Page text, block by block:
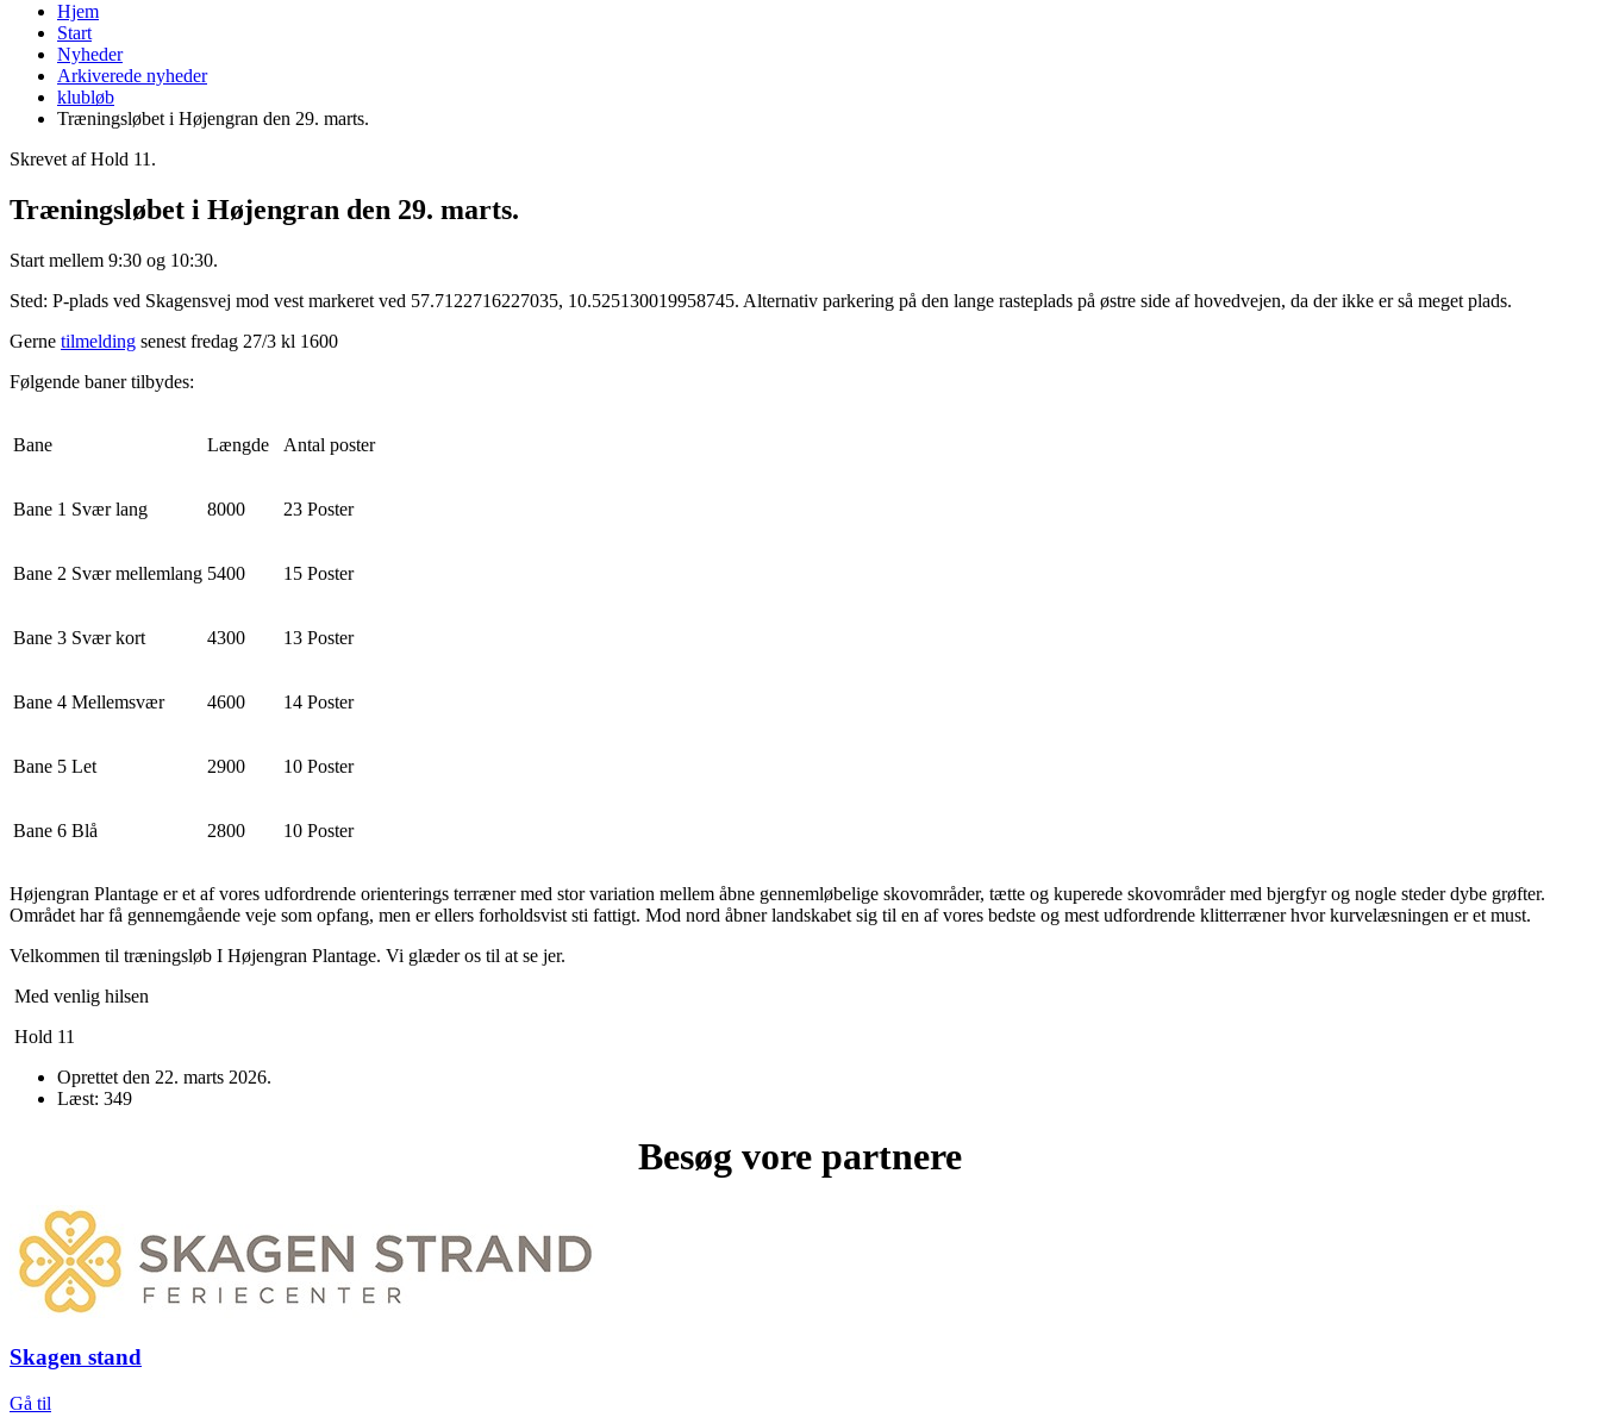
Hjem
Start
Nyheder
Arkiverede nyheder
klubløb
Træningsløbet i Højengran den 29. marts.
Skrevet af Hold 11.
Træningsløbet i Højengran den 29. marts.
Start mellem 9:30 og 10:30.
Sted: P-plads ved Skagensvej mod vest markeret ved 57.7122716227035, 10.525130019958745. Alternativ parkering på den lange rasteplads på østre side af hovedvejen, da der ikke er så meget plads.
Gerne tilmelding senest fredag 27/3 kl 1600
Følgende baner tilbydes:
Bane Længde Antal poster
Bane 1 Svær lang 8000 23 Poster
Bane 2 Svær mellemlang 5400 15 Poster
Bane 3 Svær kort 4300 13 Poster
Bane 4 Mellemsvær 4600 14 Poster
Bane 5 Let 2900 10 Poster
Bane 6 Blå 2800 10 Poster
Højengran Plantage er et af vores udfordrende orienterings terræner med stor variation mellem åbne gennemløbelige skovområder, tætte og kuperede skovområder med bjergfyr og nogle steder dybe grøfter.
Området har få gennemgående veje som opfang, men er ellers forholdsvist sti fattigt. Mod nord åbner landskabet sig til en af vores bedste og mest udfordrende klitterræner hvor kurvelæsningen er et must.
Velkommen til træningsløb I Højengran Plantage. Vi glæder os til at se jer.
Med venlig hilsen
Hold 11
Oprettet den 22. marts 2026.
Læst: 349
Besøg vore partnere
Skagen stand
Gå til